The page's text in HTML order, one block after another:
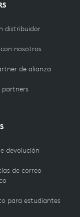
distribuidor
nosotros
de alianza
partners
devolución
de correo
para estudiantes